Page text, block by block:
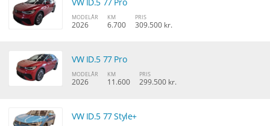
MODELÅR
2026
KM
6.700
PRIS
309.500 kr.
VW ID.5 77 Pro
MODELÅR
2026
KM
11.600
PRIS
299.500 kr.
VW ID.5 77 Style+